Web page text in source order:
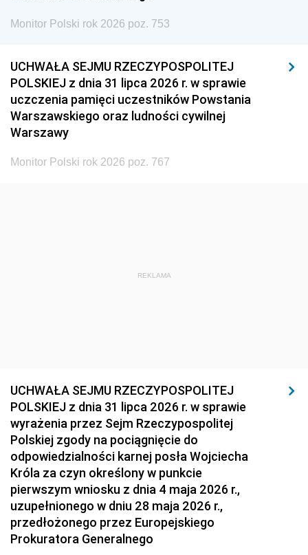
Monitor Polski rok 2026 poz. 753
UCHWAŁA SEJMU RZECZYPOSPOLITEJ
POLSKIEJ z dnia 31 lipca 2026 r. w sprawie
uczczenia pamięci uczestników Powstania
Warszawskiego oraz ludności cywilnej
Warszawy
Monitor Polski rok 2026 poz. 767
REKLAMA
UCHWAŁA SEJMU RZECZYPOSPOLITEJ
POLSKIEJ z dnia 31 lipca 2026 r. w sprawie
wyrażenia przez Sejm Rzeczypospolitej
Polskiej zgody na pociągnięcie do
odpowiedzialności karnej posła Wojciecha
Króla za czyn określony w punkcie
pierwszym wniosku z dnia 4 maja 2026 r.,
uzupełnionego w dniu 28 maja 2026 r.,
przedłożonego przez Europejskiego
Prokuratora Generalnego